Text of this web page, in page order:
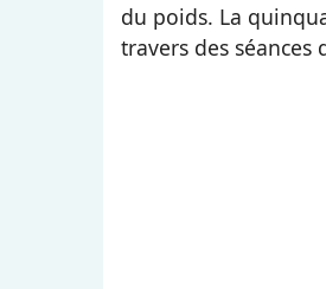
du poids. La
travers des séances